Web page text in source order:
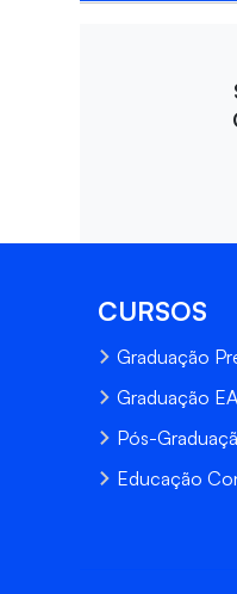
CURSOS
Graduação
Graduação
Pós-
Educação